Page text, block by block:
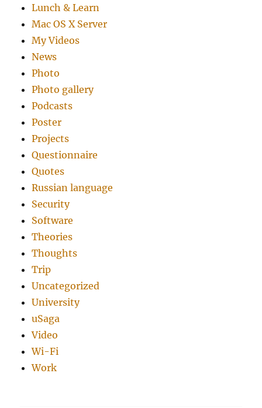
Lunch & Learn
Mac OS X Server
My Videos
News
Photo
Photo gallery
Podcasts
Poster
Projects
Questionnaire
Quotes
Russian language
Security
Software
Theories
Thoughts
Trip
Uncategorized
University
uSaga
Video
Wi-Fi
Work